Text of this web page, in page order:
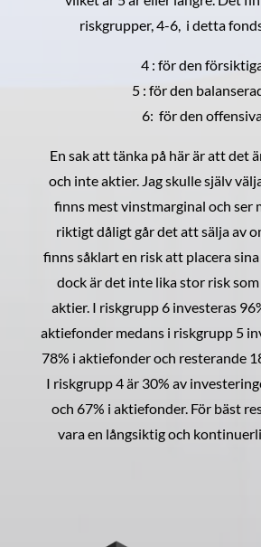
riskgrupper, 4-6, i detta
4 : för den
5 : för den
6: för den
En sak att tänka på här är att det
och inte aktier. Jag skulle själv
finns mest vinstmarginal och ser
riktigt dåligt går det att sälja av
finns såklart en risk att placera
dock är det inte lika stor risk
aktier. I riskgrupp 6 investeras
aktiefonder medans i riskgrupp 5
78% i aktiefonder och resterande
I riskgrupp 4 är 30% av
och 67% i aktiefonder. För bäst
vara en långsiktig och